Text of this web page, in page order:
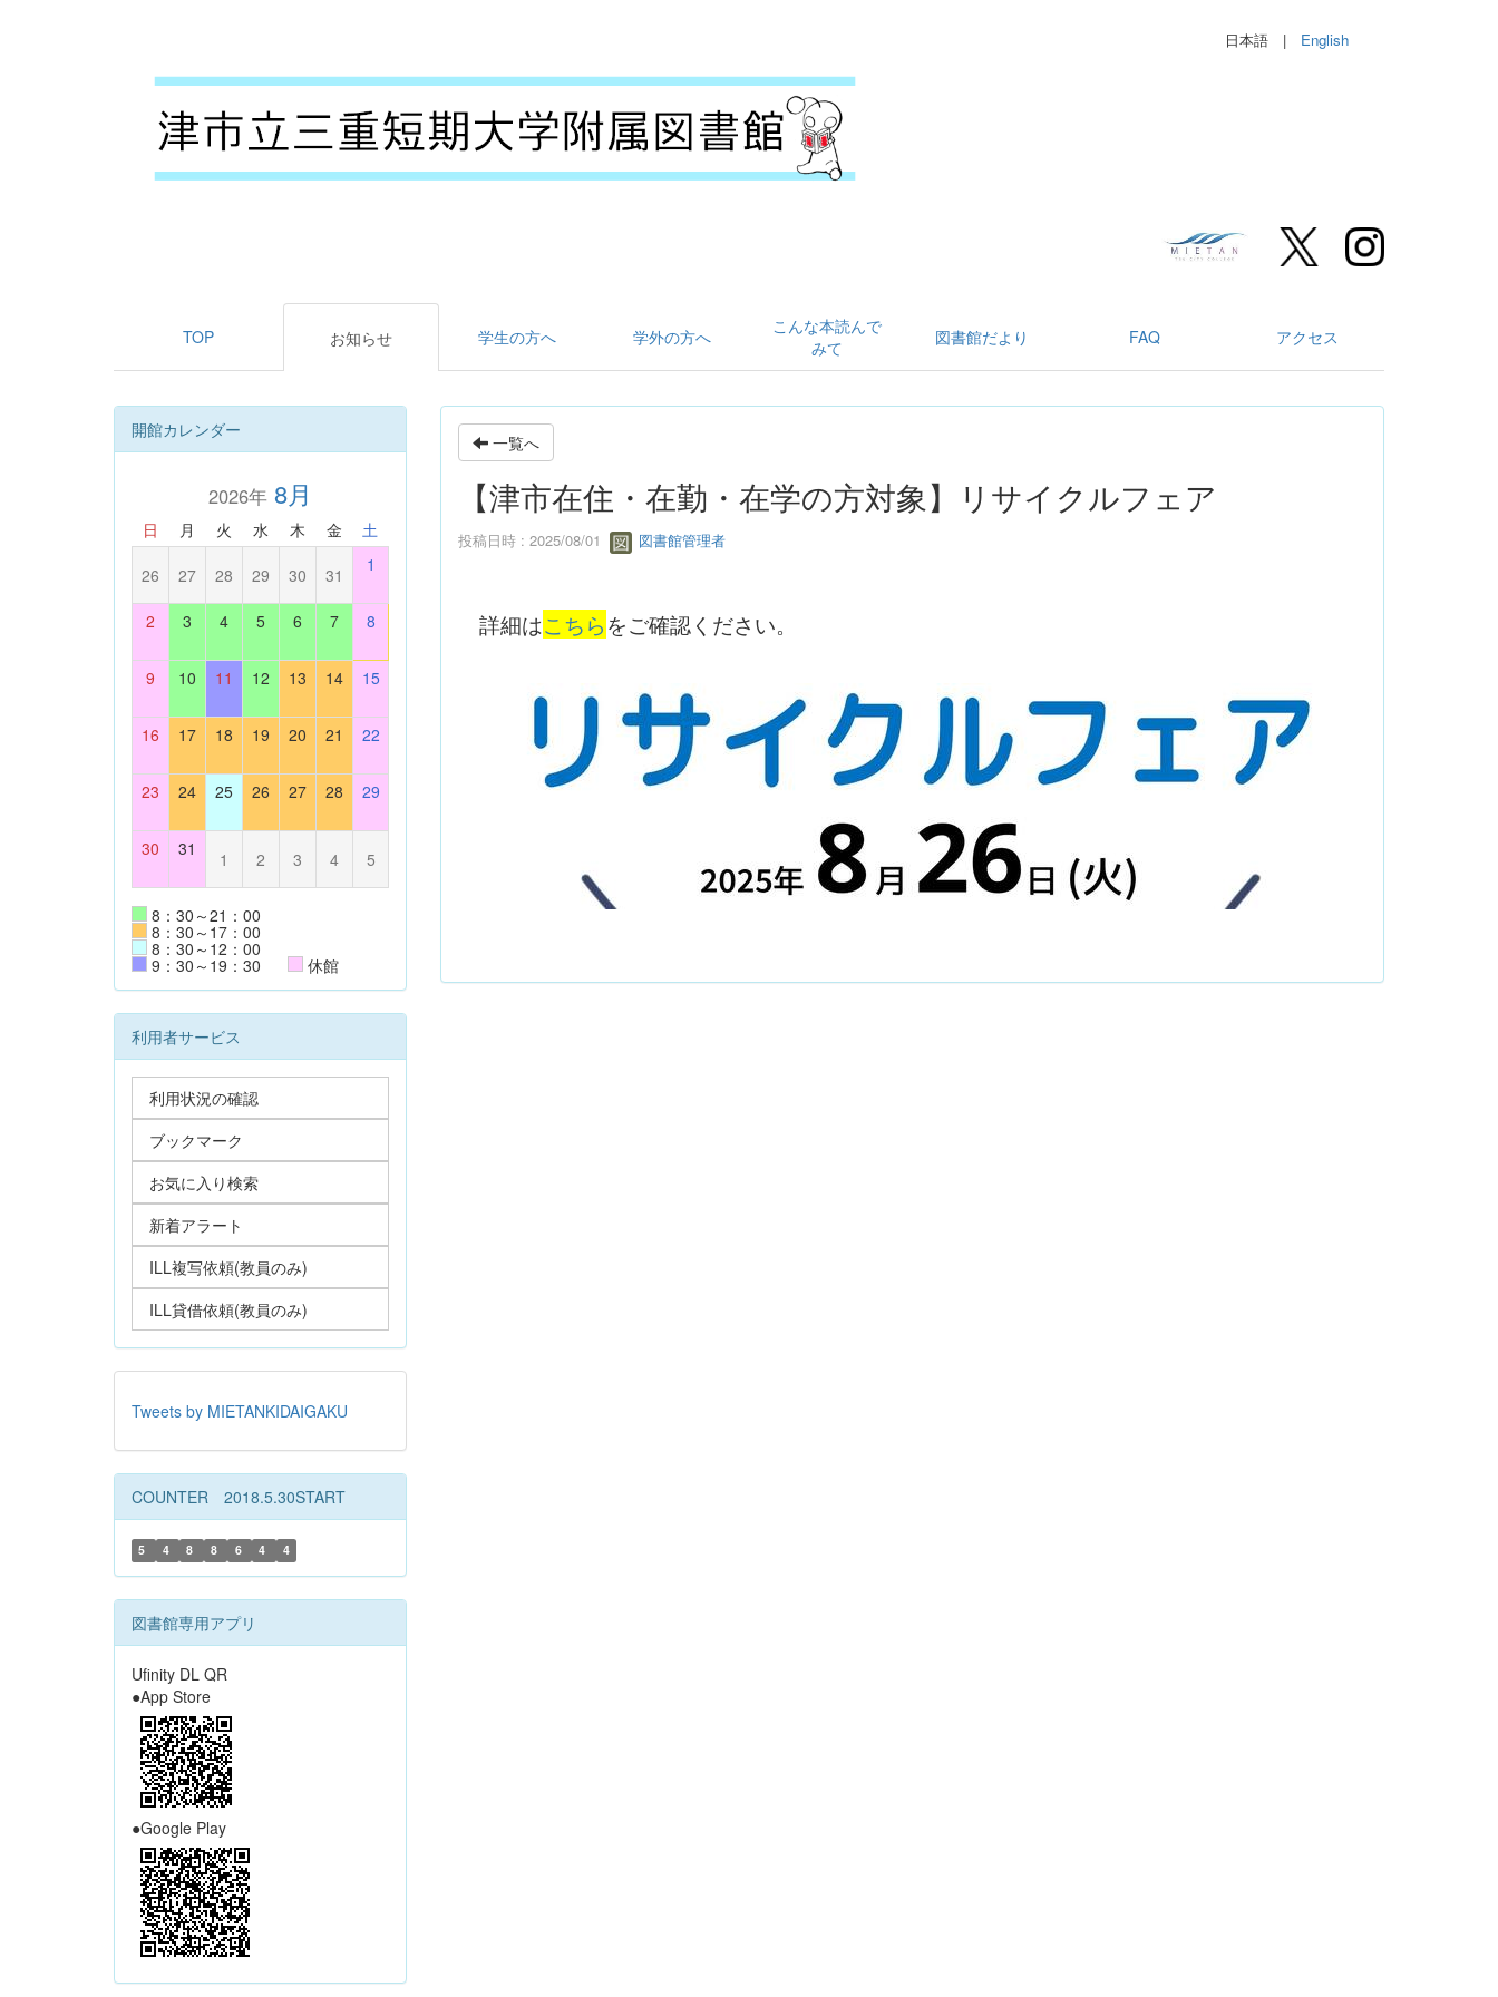
日本語 | English
TOP お知らせ 学生の方へ 学外の方へ
こんな本読んで
みて
図書館だより FAQ アクセス
一覧へ
【津市在住・在勤・在学の方対象】リサイクルフェア
投稿日時 : 2025/08/01 図書館管理者
詳細はこちらをご確認ください。
開館カレンダー
2026年8月
日 月 火 水 木 金 土
26 27 28 29 30 31 1
2 3 4 5 6 7 8
9 10 11 12 13 14 15
16 17 18 19 20 21 22
23 24 25 26 27 28 29
30 31 1 2 3 4 5
8：30～21：00
8：30～17：00
8：30～12：00
9：30～19：30 休館
利用者サービス
利用状況の確認
ブックマーク
お気に入り検索
新着アラート
ILL複写依頼(教員のみ)
ILL貸借依頼(教員のみ)
Tweets by MIETANKIDAIGAKU
COUNTER 2018.5.30START
5 4 8 8 6 4 4
図書館専用アプリ
Ufinity DL QR
●App Store
●Google Play